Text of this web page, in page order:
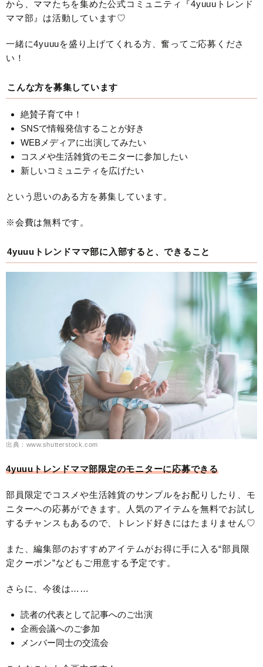
から、ママたちを集めた公式コミュニティ『4yuuuトレンド
ママ部』は活動しています♡
一緒に4yuuuを盛り上げてくれる方、奮ってご応募くださ
い！
こんな方を募集しています
絶賛子育て中！
SNSで情報発信することが好き
WEBメディアに出演してみたい
コスメや生活雑貨のモニターに参加したい
新しいコミュニティを広げたい
という思いのある方を募集しています。
※会費は無料です。
4yuuuトレンドママ部に入部すると、できること
出典：www.shutterstock.com
4yuuuトレンドママ部限定のモニターに応募できる
部員限定でコスメや生活雑貨のサンプルをお配りしたり、モ
ニターへの応募ができます。人気のアイテムを無料でお試し
するチャンスもあるので、トレンド好きにはたまりません♡
また、編集部のおすすめアイテムがお得に手に入る“部員限
定クーポン”などもご用意する予定です。
さらに、今後は……
読者の代表として記事へのご出演
企画会議へのご参加
メンバー同士の交流会